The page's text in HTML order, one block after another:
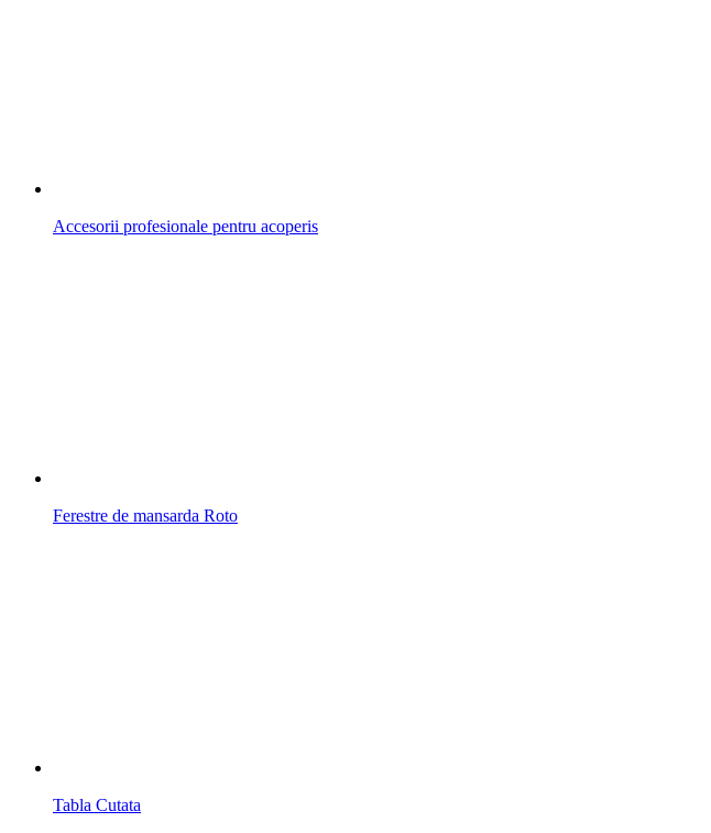
Accesorii profesionale pentru acoperis
Ferestre de mansarda Roto
Tabla Cutata